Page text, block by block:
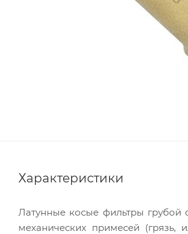
Характеристики
Латунные косые фильтры грубой
механических примесей